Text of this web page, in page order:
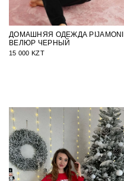
ДОМАШНЯЯ ОДЕЖДА PIJAMONI
ВЕЛЮР ЧЕРНЫЙ
15 000 KZT